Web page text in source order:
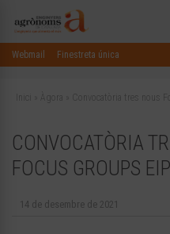
Webmail Finestreta única
Inici Àgora Convocatòria tres nous
CONVOCATÒRIA
FOCUS GROUPS
14 de desembre de 2021